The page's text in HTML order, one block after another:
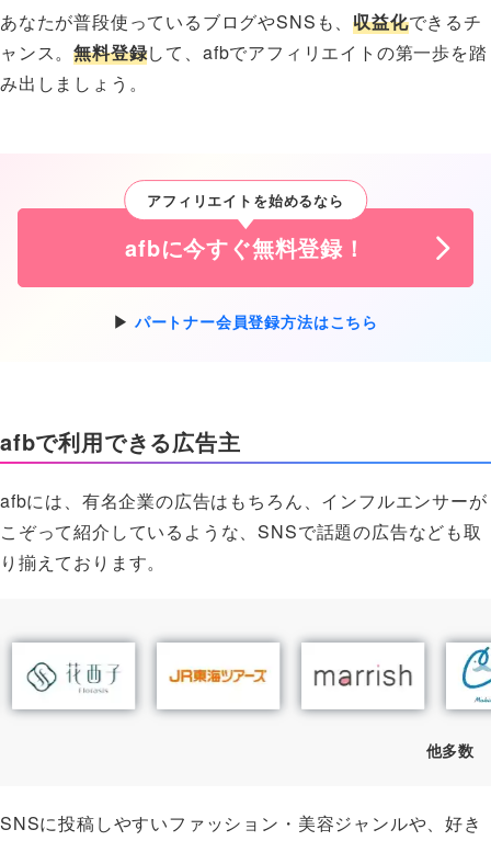
あなたが普段使っているブログやSNSも、収益化できるチ
ャンス。無料登録して、afbでアフィリエイトの第一歩を踏
み出しましょう。
アフィリエイトを始めるなら
afbに今すぐ無料登録！
パートナー会員登録方法はこちら
afbで利用できる広告主
afbには、有名企業の広告はもちろん、インフルエンサーが
こぞって紹介しているような、SNSで話題の広告なども取
り揃えております。
他多数
SNSに投稿しやすいファッション・美容ジャンルや、好き